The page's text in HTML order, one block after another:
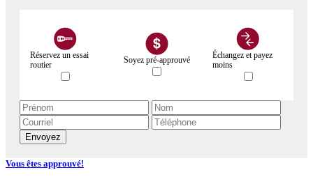
Réservez un essai
routier
Soyez pré-approuvé
Échangez et payez
moins
Envoyez
Vous êtes approuvé!